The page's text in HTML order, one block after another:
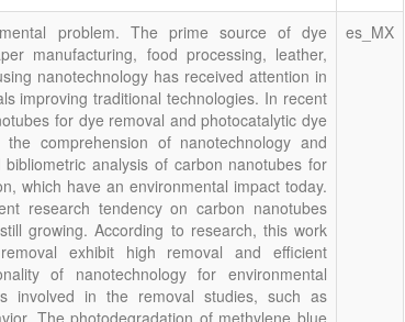
problem. The prime source of dye
manufacturing, food processing, leather,
nanotechnology has received attention in
improving traditional technologies. In recent
for dye removal and photocatalytic dye
comprehension of nanotechnology and
analysis of carbon nanotubes for
which have an environmental impact today.
research tendency on carbon nanotubes
growing. According to research, this work
exhibit high removal and efficient
of nanotechnology for environmental
involved in the removal studies, such as
es_MX